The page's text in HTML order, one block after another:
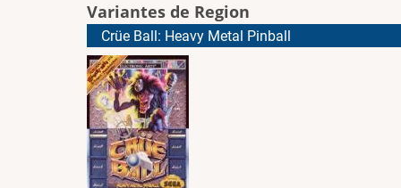
Variantes de Region
Crüe Ball: Heavy Metal Pinball